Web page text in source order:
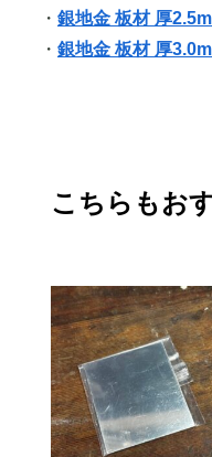
・ 銀地金 板材 厚
・ 銀地金 板材 厚
こちらもお